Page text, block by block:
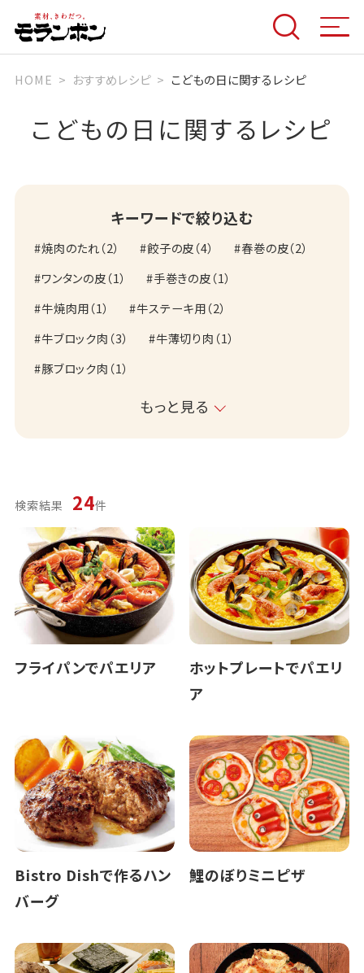
HOME おすすめレシピ こどもの日に関するレシピ
こどもの日に関するレシピ
キーワードで絞り込む
焼肉のたれ（2） 餃子の皮（4） 春巻の皮（2）
ワンタンの皮（1） 手巻きの皮（1）
牛焼肉用（1） 牛ステーキ用（2）
牛ブロック肉 （3） 牛薄切り肉 （1）
豚ブロック肉 （1）
もっと見る
検索結果 24件
フライパンでパエリア
ホットプレートでパエリ
ア
Bistro Dishで作るハン
バーグ
鯉のぼりミニピザ